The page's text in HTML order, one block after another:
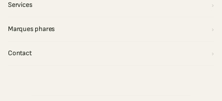
Services
Marques phares
Contact